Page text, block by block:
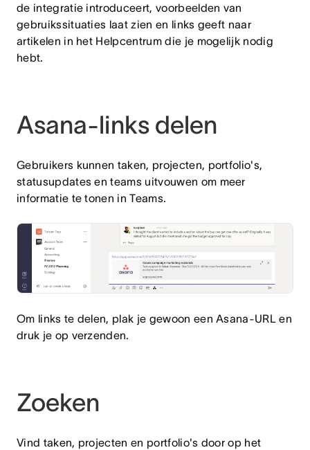
de integratie introduceert, voorbeelden van
gebruikssituaties laat zien en links geeft naar
artikelen in het Helpcentrum die je mogelijk nodig
hebt.
Asana-links delen
Gebruikers kunnen taken, projecten, portfolio's,
statusupdates en teams uitvouwen om meer
informatie te tonen in Teams.
Om links te delen, plak je gewoon een Asana-URL en
druk je op verzenden.
Zoeken
Vind taken, projecten en portfolio's door op het